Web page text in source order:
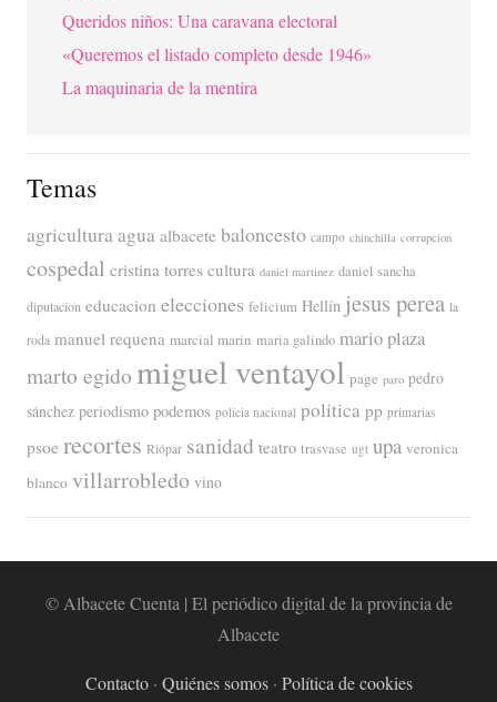
Queridos niños: Una caravana electoral
«Queremos el listado completo desde 1946»
La maquinaria de la mentira
Temas
agriculturaagua albacete baloncesto campo chinchilla corrupcion
cospedal cristina torres cultura daniel martinez daniel sancha
diputacion educacion elecciones felicium Hellín jesus perea la
roda manuel requena marcial marin maria galindo mario plaza
marto egidomiguel ventayol page paro pedro
sánchez periodismo podemos policia nacional politica pp primarias
psoe recortes Riópar sanidad teatro trasvase ugt upa veronica
blanco villarrobledo vino
© Albacete Cuenta | El periódico digital de la provincia de
Albacete
Contacto· Quiénes somos· Política de cookies